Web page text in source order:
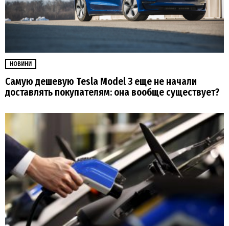
НОВИНИ
Самую дешевую Tesla Model 3 еще не начали
доставлять покупателям: она вообще существует?